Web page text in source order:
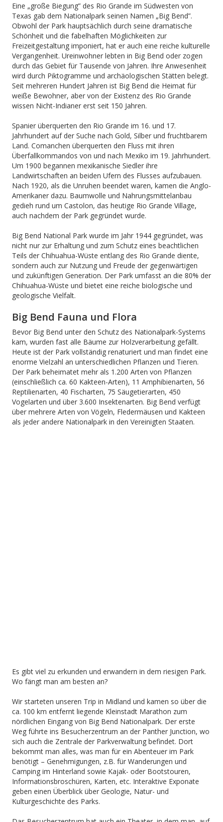
Eine „große Biegung” des Rio Grande im Südwesten von
Texas gab dem Nationalpark seinen Namen „Big Bend”.
Obwohl der Park hauptsächlich durch seine dramatische
Schönheit und die fabelhaften Möglichkeiten zur
Freizeitgestaltung imponiert, hat er auch eine reiche kulturelle
Vergangenheit. Ureinwohner lebten in Big Bend oder zogen
durch das Gebiet für Tausende von Jahren. Ihre Anwesenheit
wird durch Piktogramme und archäologischen Stätten belegt.
Seit mehreren Hundert Jahren ist Big Bend die Heimat für
weiße Bewohner, aber von der Existenz des Rio Grande
wissen Nicht-Indianer erst seit 150 Jahren.
Spanier überquerten den Rio Grande im 16. und 17.
Jahrhundert auf der Suche nach Gold, Silber und fruchtbarem
Land. Comanchen überquerten den Fluss mit ihren
Überfallkommandos von und nach Mexiko im 19. Jahrhundert.
Um 1900 begannen mexikanische Siedler ihre
Landwirtschaften an beiden Ufern des Flusses aufzubauen.
Nach 1920, als die Unruhen beendet waren, kamen die Anglo-
Amerikaner dazu. Baumwolle und Nahrungsmittelanbau
gedieh rund um Castolon, das heutige Rio Grande Village,
auch nachdem der Park gegründet wurde.
Big Bend National Park wurde im Jahr 1944 gegründet, was
nicht nur zur Erhaltung und zum Schutz eines beachtlichen
Teils der Chihuahua-Wüste entlang des Rio Grande diente,
sondern auch zur Nutzung und Freude der gegenwärtigen
und zukünftigen Generation. Der Park umfasst an die 80% der
Chihuahua-Wüste und bietet eine reiche biologische und
geologische Vielfalt.
Big Bend Fauna und Flora
Bevor Big Bend unter den Schutz des Nationalpark-Systems
kam, wurden fast alle Bäume zur Holzverarbeitung gefällt.
Heute ist der Park vollständig renaturiert und man findet eine
enorme Vielzahl an unterschiedlichen Pflanzen und Tieren.
Der Park beheimatet mehr als 1.200 Arten von Pflanzen
(einschließlich ca. 60 Kakteen-Arten), 11 Amphibienarten, 56
Reptilienarten, 40 Fischarten, 75 Säugetierarten, 450
Vogelarten und über 3.600 Insektenarten. Big Bend verfügt
über mehrere Arten von Vögeln, Fledermäusen und Kakteen
als jeder andere Nationalpark in den Vereinigten Staaten.
Es gibt viel zu erkunden und erwandern in dem riesigen Park.
Wo fängt man am besten an?
Wir starteten unseren Trip in Midland und kamen so über die
ca. 100 km entfernt liegende Kleinstadt Marathon zum
nördlichen Eingang von Big Bend Nationalpark. Der erste
Weg führte ins Besucherzentrum an der Panther Junction, wo
sich auch die Zentrale der Parkverwaltung befindet. Dort
bekommt man alles, was man für ein Abenteuer im Park
benötigt – Genehmigungen, z.B. für Wanderungen und
Camping im Hinterland sowie Kajak- oder Bootstouren,
Informationsbroschüren, Karten, etc. Interaktive Exponate
geben einen Überblick über Geologie, Natur- und
Kulturgeschichte des Parks.